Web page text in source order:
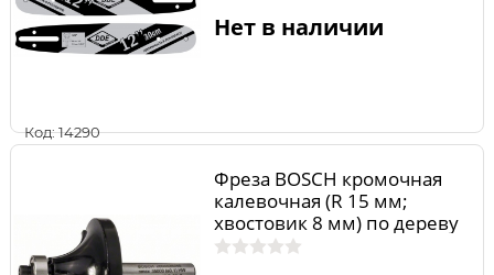
Код: 14290
Нет в наличии
Фреза BOSCH кромочная
калевочная (R 15 мм;
хвостовик 8 мм) по дереву
2608628345